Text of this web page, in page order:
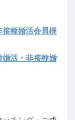
種婚活会員様
活・非接種婚